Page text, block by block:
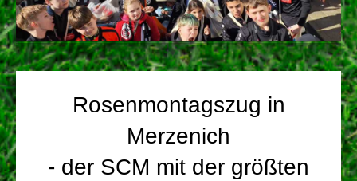
Rosenmontagszug in
Merzenich
- der SCM mit der größten